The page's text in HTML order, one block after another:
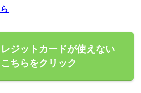
ジットカードが使えない
ちらをクリック